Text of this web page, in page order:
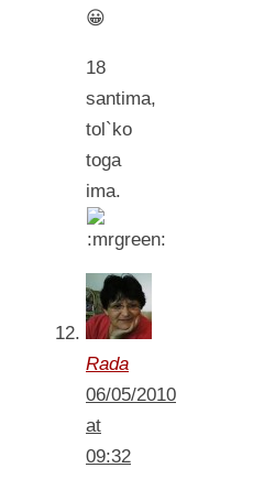
😀
18
santima,
tol`ko
toga
ima.
Rada
06/05/2010
at
09:32